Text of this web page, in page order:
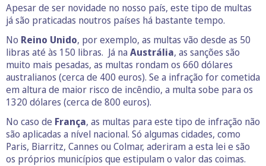
Apesar de ser novidade no nosso país, este tipo de multas
já são praticadas noutros países há bastante tempo.
No Reino Unido, por exemplo, as multas vão desde as 50
libras até às 150 libras. Já na Austrália, as sanções são
muito mais pesadas, as multas rondam os 660 dólares
australianos (cerca de 400 euros). Se a infração for cometida
em altura de maior risco de incêndio, a multa sobe para os
1320 dólares (cerca de 800 euros).
No caso de França, as multas para este tipo de infração não
são aplicadas a nível nacional. Só algumas cidades, como
Paris, Biarritz, Cannes ou Colmar, aderiram a esta lei e são
os próprios municípios que estipulam o valor das coimas.